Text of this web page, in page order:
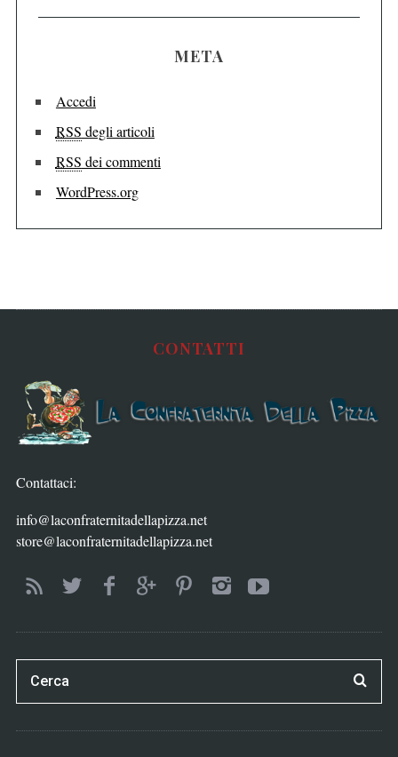
META
Accedi
RSS degli articoli
RSS dei commenti
WordPress.org
CONTATTI
Contattaci:
info@laconfraternitadellapizza.net
store@laconfraternitadellapizza.net